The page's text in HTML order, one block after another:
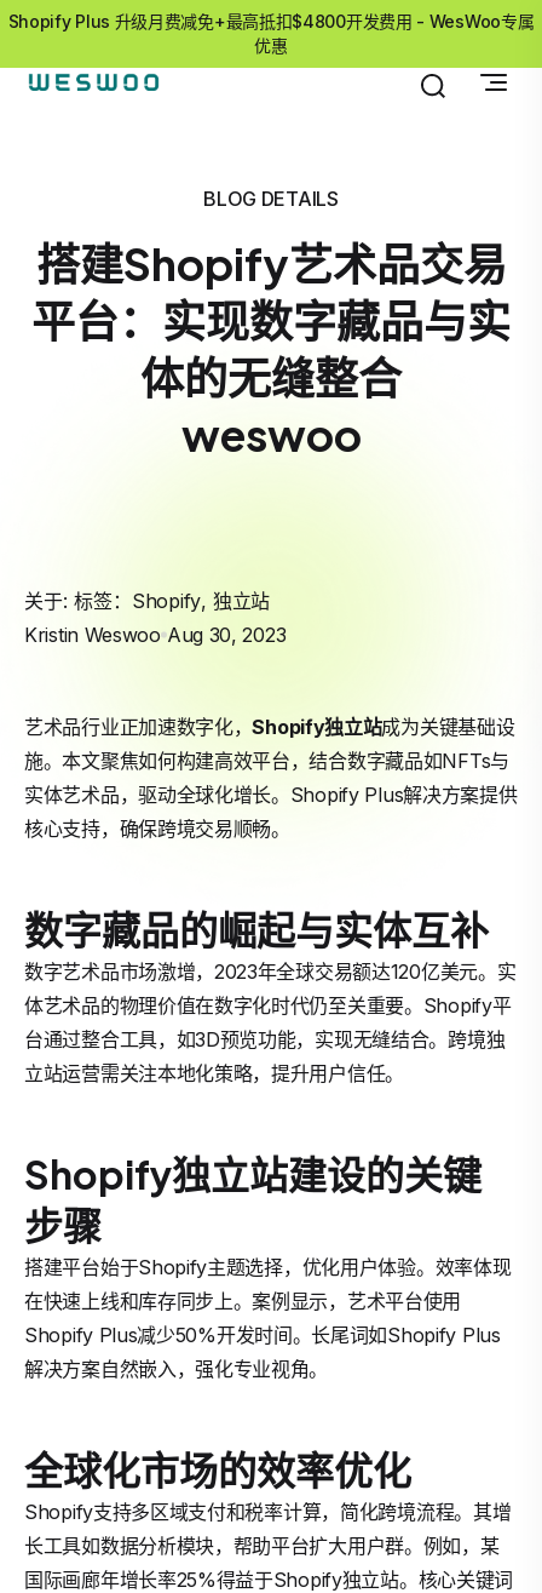
Shopify Plus 升级月费减免+最高抵扣$4800开发费用 - WesWoo专属
优惠
BLOG DETAILS
搭建Shopify艺术品交易
平台：实现数字藏品与实
体的无缝整合
weswoo
关于: 标签： Shopify, 独立站
Kristin Weswoo Aug 30, 2023
艺术品行业正加速数字化，Shopify独立站成为关键基础设
施。本文聚焦如何构建高效平台，结合数字藏品如NFTs与
实体艺术品，驱动全球化增长。Shopify Plus解决方案提供
核心支持，确保跨境交易顺畅。
数字藏品的崛起与实体互补
数字艺术品市场激增，2023年全球交易额达120亿美元。实
体艺术品的物理价值在数字化时代仍至关重要。Shopify平
台通过整合工具，如3D预览功能，实现无缝结合。跨境独
立站运营需关注本地化策略，提升用户信任。
Shopify独立站建设的关键
步骤
搭建平台始于Shopify主题选择，优化用户体验。效率体现
在快速上线和库存同步上。案例显示，艺术平台使用
Shopify Plus减少50%开发时间。长尾词如Shopify Plus
解决方案自然嵌入，强化专业视角。
全球化市场的效率优化
Shopify支持多区域支付和税率计算，简化跨境流程。其增
长工具如数据分析模块，帮助平台扩大用户群。例如，某
国际画廊年增长率25%得益于Shopify独立站。核心关键词